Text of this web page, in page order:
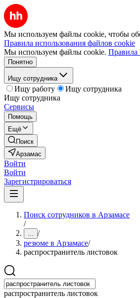
Мы используем файлы cookie, чтобы
Правила использования файлов cookie
Мы используем файлы cookie. Правила
Понятно
Ищу сотрудника
Ищу работу
Ищу сотрудника
Ищу сотрудника
Сервисы
Помощь
Ещё
Поиск
Арзамас
Войти
Войти
Зарегистрироваться
Поиск сотрудников в Арзамасе
/
... /
резюме в Арзамасе/
распространитель листовок
распространитель листовок